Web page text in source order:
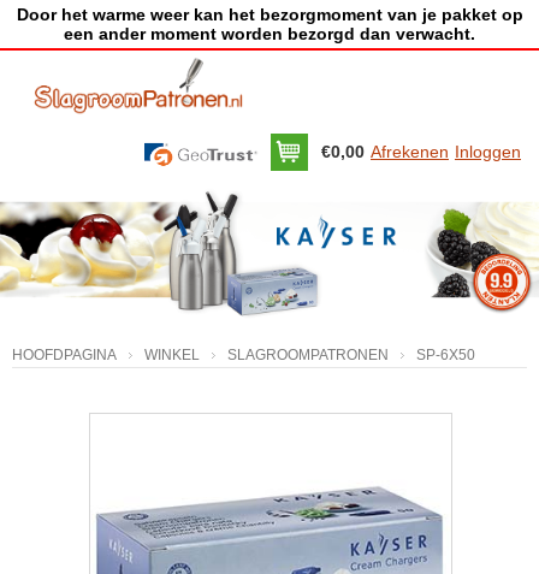
Door het warme weer kan het bezorgmoment van je pakket op
een ander moment worden bezorgd dan verwacht.
€0,00 Afrekenen Inloggen
HOOFDPAGINA WINKEL SLAGROOMPATRONEN SP-6X50